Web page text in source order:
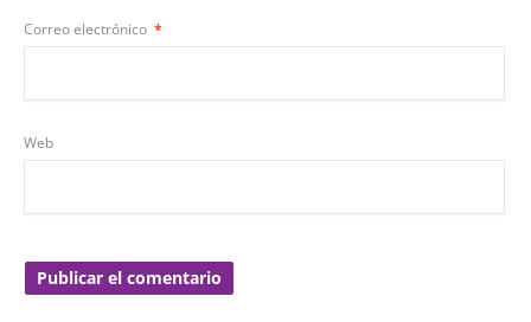
Correo electrónico *
Web